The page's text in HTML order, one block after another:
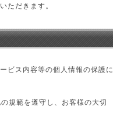
ただきます。
ビス内容等の個人情報の保護に
規範を遵守し、お客様の大切